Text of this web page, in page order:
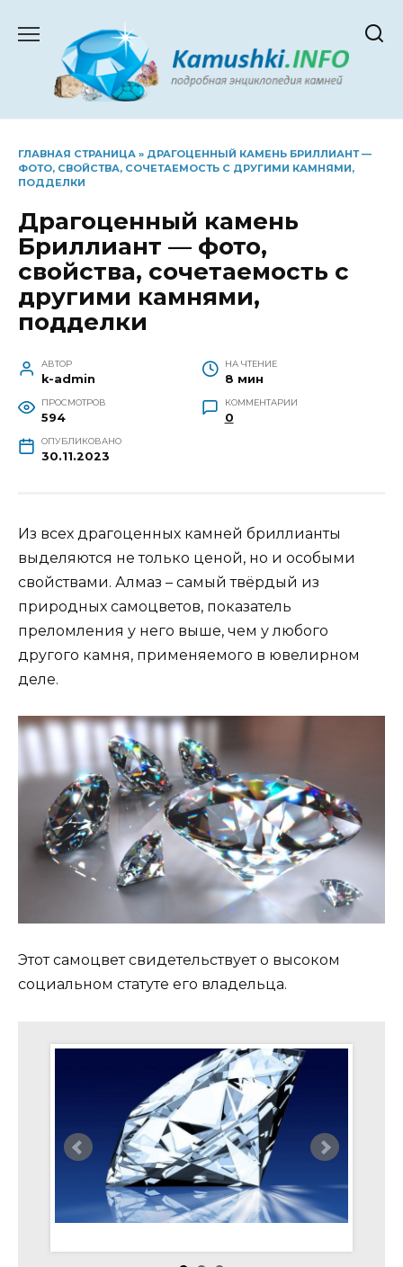
содержанию
ГЛАВНАЯ СТРАНИЦА » ДРАГОЦЕННЫЙ КАМЕНЬ БРИЛЛИАНТ —
ФОТО, СВОЙСТВА, СОЧЕТАЕМОСТЬ С ДРУГИМИ КАМНЯМИ,
ПОДДЕЛКИ
Драгоценный камень
Бриллиант — фото,
свойства, сочетаемость с
другими камнями,
подделки
АВТОР
k-admin
НА ЧТЕНИЕ
8 мин
ПРОСМОТРОВ
594
КОММЕНТАРИИ
0
ОПУБЛИКОВАНО
30.11.2023
Из всех драгоценных камней бриллианты
выделяются не только ценой, но и особыми
свойствами. Алмаз – самый твёрдый из
природных самоцветов, показатель
преломления у него выше, чем у любого
другого камня, применяемого в ювелирном
деле.
Этот самоцвет свидетельствует о высоком
социальном статуте его владельца.